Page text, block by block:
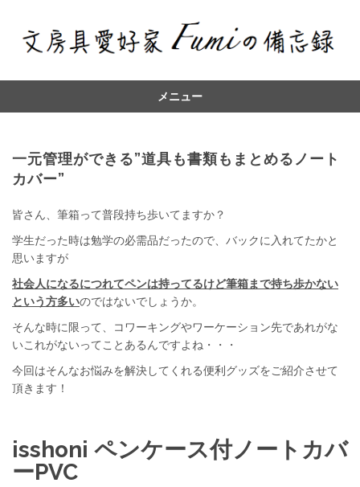
メニュー
一元管理ができる”道具も書類もまとめるノート
カバー”
皆さん、筆箱って普段持ち歩いてますか？
学生だった時は勉学の必需品だったので、バックに入れてたかと
思いますが
社会人になるにつれてペンは持ってるけど筆箱まで持ち歩かない
という方多いのではないでしょうか。
そんな時に限って、コワーキングやワーケーション先であれがな
いこれがないってことあるんですよね・・・
今回はそんなお悩みを解決してくれる便利グッズをご紹介させて
頂きます！
isshoni ペンケース付ノートカバ
ーPVC